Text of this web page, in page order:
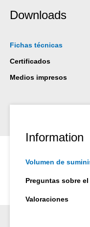
provocan la
Downloads
Fichas técnicas
Certificados
Medios impresos
Information
Volumen de
Preguntas sobre
Valoraciones